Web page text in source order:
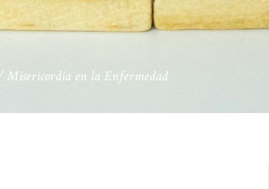
Misericordia en la Enfermedad